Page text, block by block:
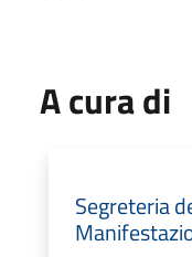
A cura di
Segreteria